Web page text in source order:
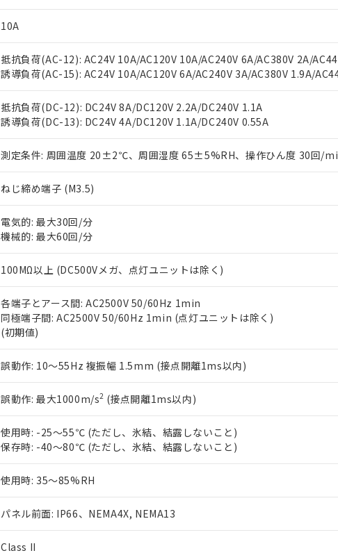
10A
抵抗負荷(AC-12): AC24V 10A/AC120V 10A/AC240V 6A/AC380V 2A/
誘導負荷(AC-15): AC24V 10A/AC120V 6A/AC240V 3A/AC380V 1.9A/
抵抗負荷(DC-12): DC24V 8A/DC120V 2.2A/DC240V 1.1A
誘導負荷(DC-13): DC24V 4A/DC120V 1.1A/DC240V 0.55A
測定条件: 周囲温度 20±2℃、周囲湿度 65±5%RH、操作ひん度 30回/
ねじ締め端子 (M3.5)
電気的: 最大30回/分
機械的: 最大60回/分
100MΩ以上 (DC500Vメガ、点灯ユニットは除く)
各端子とアース間: AC2500V 50/60Hz 1min
同極端子間: AC2500V 50/60Hz 1min (点灯ユニットは除く)
(初期値)
誤動作: 10～55Hz 複振幅 1.5mm (接点開離1ms以内)
誤動作: 最大1000m/s2 (接点開離1ms以内)
使用時: -25～55℃ (ただし、氷結、結露しないこと)
保存時: -40～80℃ (ただし、氷結、結露しないこと)
使用時: 35～85%RH
パネル前面: IP66、NEMA4X, NEMA13
Class II
正式な納期状況および標準価格はお客様のお取引先、またはお客
当社販売員にご相談ください。
オムロン制御機器販売店や当社販売拠点は「販売ネットワーク
在庫状況および標準価格結果を当社の事前の承諾なく第三者に漏
す。
マイパーツ機能（部品リスト作成サービス）をご利用いただく
ている必要があります。
が、当社の製品・サービスに関するお客様との取引・商談に必要
さい。
※当社の共同利用者とは、
いる法人を指します。
但し、RoHS指令で産業用監視および制御機器に対する適用除外項目は除く。
フタル酸エステル類の４物質については閾値を超える意図的な使用がないことを確認してい
※2 対応予定月
部品在庫の切り替え状況などにより、予定月が前後することがありま
※3 非含有証明書ダウンロード
EU RoHS指令（10物質）の非含有証明書
51物質の非含有証明書（当社基準）
※本証明書は発行日時点で非含有を証明するもので、過去に遡って非
また、RoHS指令のフタル酸エステル類４物質の対応では、対応完了
混在することから備考欄に対応日を記載しておりました。
既に当社にて対応品への在庫切替を完了していることから、特段の
Pb(鉛) :1000ppm、 Hg(水銀) : 1000ppm、 Cd(カドミウム) : 100ppm、
DBP(フタル酸ジブチル) : 1000ppm、 DIBP(フタル酸ジイソブチル) : 1000ppm、 BBP(フ
※2 環境保護使用期限
「ｅ」：有害物質（10物質）のすべてが基準値以下であることを示しま
「10」：通常の使用状況下において有害物質が外部に漏えいし、環境
味します。
「－」：未確認です。当社販売部門へお問い合わせください。
置等に一切使用いたしません。
当社は、貴社製品を第三者に販売する場合は、上記1、2および3
また当社は、販売先および販売に係わる関係者が違法に輸出する
たしません。
△ 一定数には満たないが在庫あり
－
在庫なし(最新の在庫状況については、お客様のお取引先、
機器販売店・当社販売員にご確認ください)
空
白
受注生産機種、また在庫状況の情報を公開していない機種